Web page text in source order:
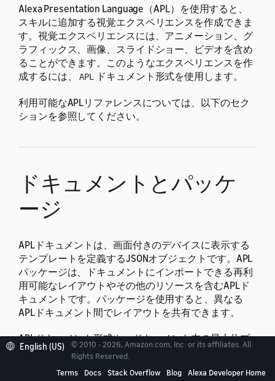
Alexa Presentation Language（APL）を使用すると、
スキルに追加する視覚エクスペリエンスを作成できま
す。視覚エクスペリエンスには、アニメーション、グ
ラフィックス、画像、スライドショー、ビデオを含め
ることができます。このようなエクスペリエンスを作
成するには、
APL ドキュメント形式を使用します。
利用可能なAPLリファレンスについては、以下のセク
ションを参照してください。
ドキュメントとパッケ
ージ
APLドキュメントは、画面付きのデバイスに表示する
テンプレートを定義するJSONオブジェクトです。 APL
パッケージは、ドキュメントにインポートできる再利
用可能なレイアウトやその他のリソースを含むAPLド
キュメントです。パッケージを使用すると、異なる
APLドキュメント間でレイアウトを共有できます。
APLドキュメント形式や、ドキュメント内の最上位プ
ロパティの詳細については、以下のトピックを参照し
English (US)
© 2010 - 2026, Amazon.com, Inc. or its affiliates. All
Rights Reserved.
Terms
Docs Stack Overflow Blog Alexa Developer Home